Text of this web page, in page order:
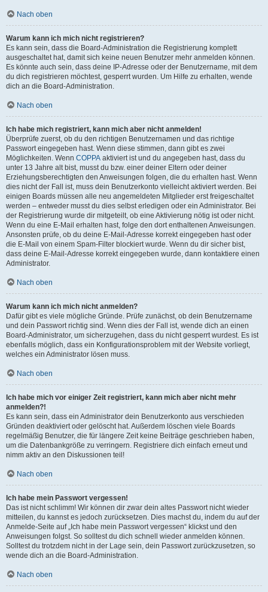
Nach oben
Warum kann ich mich nicht registrieren?
Es kann sein, dass die Board-Administration die Registrierung komplett
ausgeschaltet hat, damit sich keine neuen Benutzer mehr anmelden können.
Es könnte auch sein, dass deine IP-Adresse oder der Benutzername, mit dem
du dich registrieren möchtest, gesperrt wurden. Um Hilfe zu erhalten, wende
dich an die Board-Administration.
Nach oben
Ich habe mich registriert, kann mich aber nicht anmelden!
Überprüfe zuerst, ob du den richtigen Benutzernamen und das richtige
Passwort eingegeben hast. Wenn diese stimmen, dann gibt es zwei
Möglichkeiten. Wenn COPPA aktiviert ist und du angegeben hast, dass du
unter 13 Jahre alt bist, musst du bzw. einer deiner Eltern oder deiner
Erziehungsberechtigten den Anweisungen folgen, die du erhalten hast. Wenn
dies nicht der Fall ist, muss dein Benutzerkonto vielleicht aktiviert werden. Bei
einigen Boards müssen alle neu angemeldeten Mitglieder erst freigeschaltet
werden – entweder musst du dies selbst erledigen oder ein Administrator. Bei
der Registrierung wurde dir mitgeteilt, ob eine Aktivierung nötig ist oder nicht.
Wenn du eine E-Mail erhalten hast, folge den dort enthaltenen Anweisungen.
Ansonsten prüfe, ob du deine E-Mail-Adresse korrekt eingegeben hast oder
die E-Mail von einem Spam-Filter blockiert wurde. Wenn du dir sicher bist,
dass deine E-Mail-Adresse korrekt eingegeben wurde, dann kontaktiere einen
Administrator.
Nach oben
Warum kann ich mich nicht anmelden?
Dafür gibt es viele mögliche Gründe. Prüfe zunächst, ob dein Benutzername
und dein Passwort richtig sind. Wenn dies der Fall ist, wende dich an einen
Board-Administrator, um sicherzugehen, dass du nicht gesperrt wurdest. Es ist
ebenfalls möglich, dass ein Konfigurationsproblem mit der Website vorliegt,
welches ein Administrator lösen muss.
Nach oben
Ich habe mich vor einiger Zeit registriert, kann mich aber nicht mehr
anmelden?!
Es kann sein, dass ein Administrator dein Benutzerkonto aus verschieden
Gründen deaktiviert oder gelöscht hat. Außerdem löschen viele Boards
regelmäßig Benutzer, die für längere Zeit keine Beiträge geschrieben haben,
um die Datenbankgröße zu verringern. Registriere dich einfach erneut und
nimm aktiv an den Diskussionen teil!
Nach oben
Ich habe mein Passwort vergessen!
Das ist nicht schlimm! Wir können dir zwar dein altes Passwort nicht wieder
mitteilen, du kannst es jedoch zurücksetzen. Dies machst du, indem du auf der
Anmelde-Seite auf „Ich habe mein Passwort vergessen“ klickst und den
Anweisungen folgst. So solltest du dich schnell wieder anmelden können.
Solltest du trotzdem nicht in der Lage sein, dein Passwort zurückzusetzen, so
wende dich an die Board-Administration.
Nach oben